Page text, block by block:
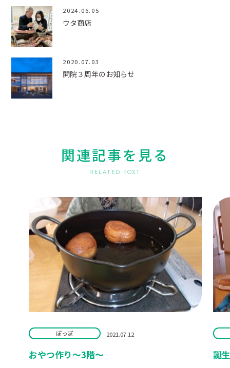
2024.06.05
ウタ商店
2020.07.03
開院３周年のお知らせ
関連記事を見る
RELATED POST
ぽっぽ 2021.07.12
おやつ作り～3階～ 誕